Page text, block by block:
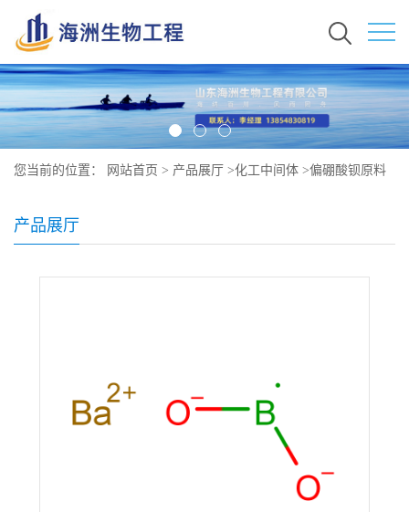
您当前的位置： 网站首页 > 产品展厅 >化工中间体 >偏硼酸钡原料
产品展厅